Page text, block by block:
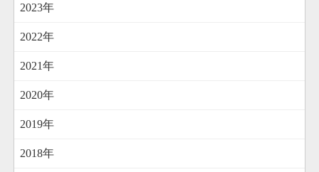
2023年
2022年
2021年
2020年
2019年
2018年